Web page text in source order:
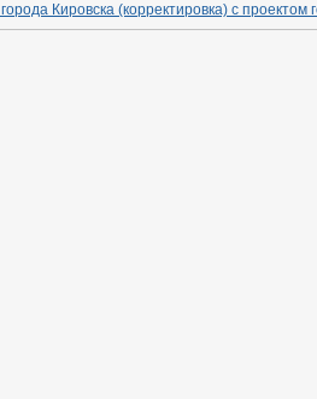
Кировска (корректировка) с проектом